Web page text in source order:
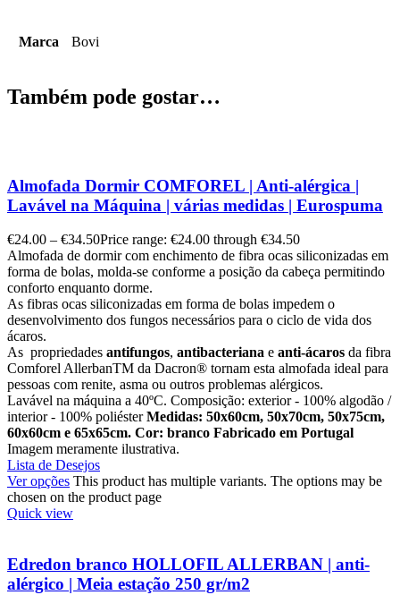
Marca Bovi
Também pode gostar…
Almofada Dormir COMFOREL | Anti-alérgica |
Lavável na Máquina | várias medidas | Eurospuma
€24.00 – €34.50Price range: €24.00 through €34.50
Almofada de dormir com enchimento de fibra ocas siliconizadas em
forma de bolas, molda-se conforme a posição da cabeça permitindo
conforto enquanto dorme.
As fibras ocas siliconizadas em forma de bolas impedem o
desenvolvimento dos fungos necessários para o ciclo de vida dos
ácaros.
As propriedades antifungos, antibacteriana e anti-ácaros da fibra
Comforel AllerbanTM da Dacron® tornam esta almofada ideal para
pessoas com renite, asma ou outros problemas alérgicos.
Lavável na máquina a 40ºC. Composição: exterior - 100% algodão /
interior - 100% poliésterMedidas: 50x60cm, 50x70cm, 50x75cm,
60x60cm e 65x65cm. Cor: branco Fabricado em Portugal
Imagem meramente ilustrativa.
Lista de Desejos
Ver opções This product has multiple variants. The options may be
chosen on the product page
Quick view
Edredon branco HOLLOFIL ALLERBAN | anti-
alérgico | Meia estação 250 gr/m2